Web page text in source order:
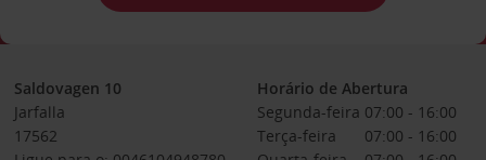
Saldovagen 10
Jarfalla
17562
Horário de Abertura
Segunda-feira 07:00 - 16:00
Terça-feira
07:00 - 16:00